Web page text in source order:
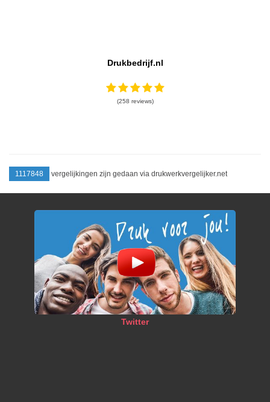
Drukbedrijf.nl
(258 reviews)
1117848 vergelijkingen zijn gedaan via drukwerkvergelijker.net
Twitter